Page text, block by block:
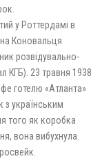
у Роттердамі в
Коновальця
розвідувально-
КГБ). 23 травня 1938
готелю «Атланта»
з українським
того як коробка
вона вибухнула.